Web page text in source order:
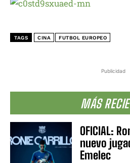
Publicidad
MÁS
OFICIAL:
nuevo
Emelec
TAGS CINA FUTBOL EUROPEO